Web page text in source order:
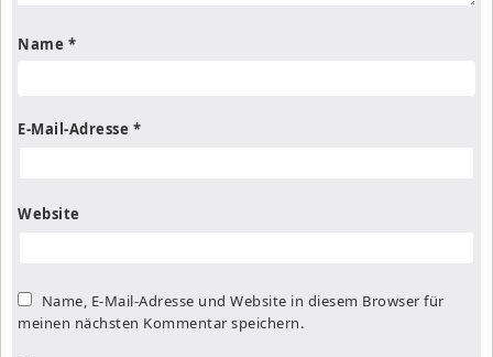
Name *
E-Mail-Adresse *
Website
Name, E-Mail-Adresse und Website in diesem Browser für
meinen nächsten Kommentar speichern.